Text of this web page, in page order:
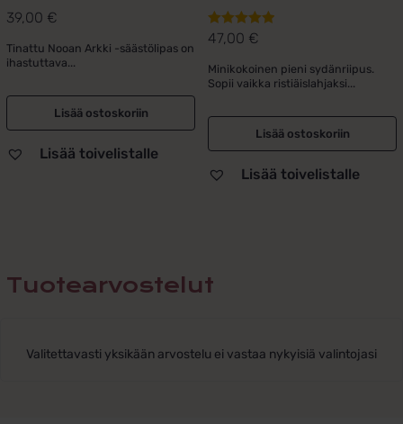
39,00 €
Tinattu Nooan Arkki -säästölipas on
ihastuttava...
Lisää ostoskoriin
Lisää toivelistalle
Arvostelu
5.00/ 5
47,00 €
Minikokoinen pieni sydänriipus.
Sopii vaikka ristiäislahjaksi...
Lisää ostoskoriin
Lisää toivelistalle
Tuotearvostelut
Valitettavasti yksikään arvostelu ei vastaa nykyisiä valintojasi